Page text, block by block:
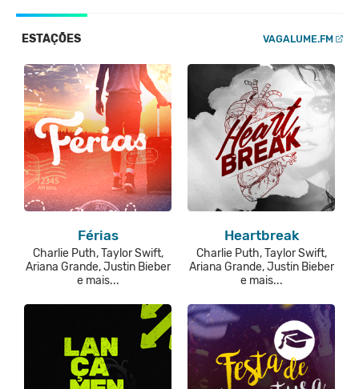
ESTAÇÕES VAGALUME.FM
Férias
Charlie Puth, Taylor Swift,
Ariana Grande, Justin Bieber
e mais...
Heartbreak
Charlie Puth, Taylor Swift,
Ariana Grande, Justin Bieber
e mais...